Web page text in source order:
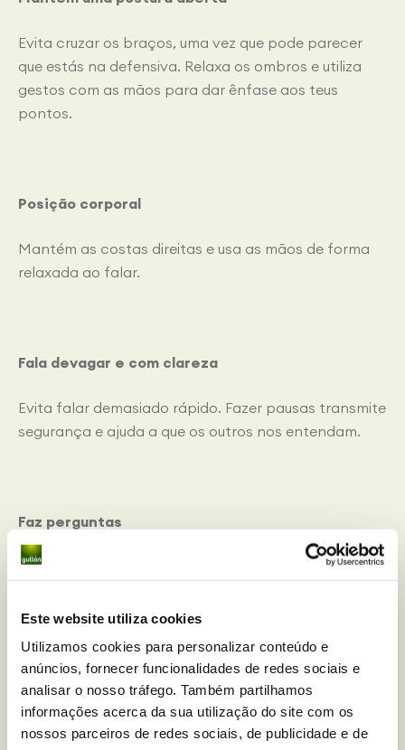
Este website utiliza cookies
Utilizamos cookies para personalizar conteúdo e
anúncios, fornecer funcionalidades de redes sociais e
analisar o nosso tráfego. Também partilhamos
informações acerca da sua utilização do site com os
nossos parceiros de redes sociais, de publicidade e de
Evita cruzar os braços, uma vez que pode parecer
que estás na defensiva. Relaxa os ombros e utiliza
gestos com as mãos para dar ênfase aos teus
pontos.
Posição corporal
Mantém as costas direitas e usa as mãos de forma
relaxada ao falar.
Fala devagar e com clareza
Evita falar demasiado rápido. Fazer pausas transmite
segurança e ajuda a que os outros nos entendam.
Faz perguntas
Fazer com que as pessoas participem fazendo
aqui?”) cria ligação e reduz a pressão sobre ti.
Utiliza exemplos pessoais